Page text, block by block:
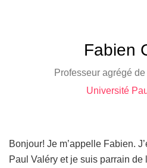
Fabien
Professeur agrégé
Université
Bonjour! Je m’appelle Fabien.
Paul Valéry et je suis parrain de